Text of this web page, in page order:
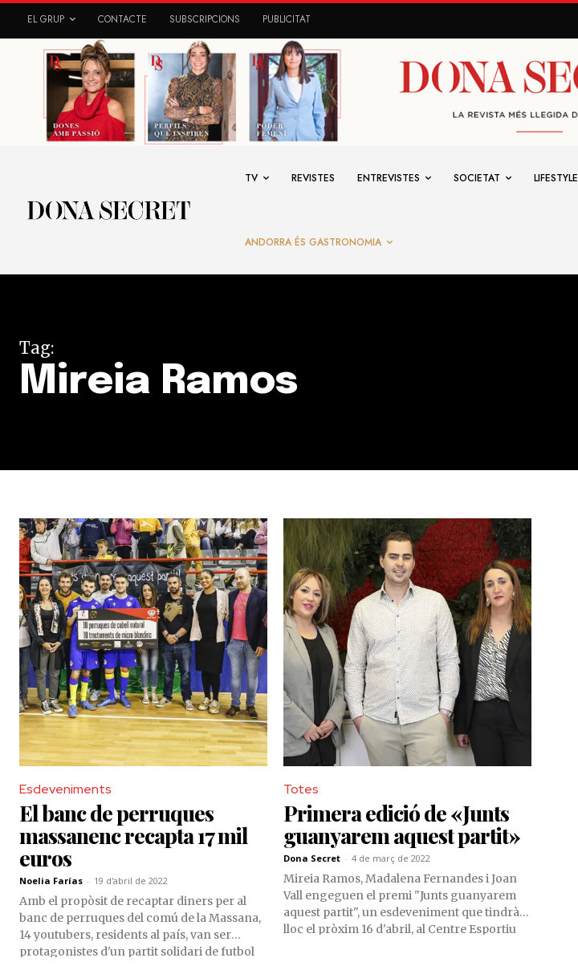
EL GRUP CONTACTE SUBSCRIPCIONS PUBLICITAT
TV REVISTES ENTREVISTES SOCIETAT LIFESTYLE
ANDORRA ÉS GASTRONOMIA
Tag:
Mireia Ramos
Esdeveniments
El banc de perruques
massanenc recapta 17 mil
euros
Noelia Farías - 19 d'abril de 2022
Amb el propòsit de recaptar diners per al
banc de perruques del comú de la Massana,
14 youtubers, residents al país, van ser
protagonistes d'un partit solidari de futbol
Totes
Primera edició de «Junts
guanyarem aquest partit»
Dona Secret - 4 de març de 2022
Mireia Ramos, Madalena Fernandes i Joan
Vall engeguen el premi "Junts guanyarem
aquest partit", un esdeveniment que tindrà
lloc el pròxim 16 d'abril, al Centre Esportiu